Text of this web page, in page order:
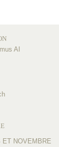
AI
ET NOVEMBRE